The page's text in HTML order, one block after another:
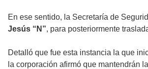
En ese sentido, la Secretaría de
Jesús “N”, para posteriormente
Detalló que fue esta instancia la que
la corporación afirmó que mantendrán